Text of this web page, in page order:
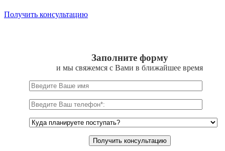
Получить консультацию
Заполните форму
и мы свяжемся с Вами в ближайшее время